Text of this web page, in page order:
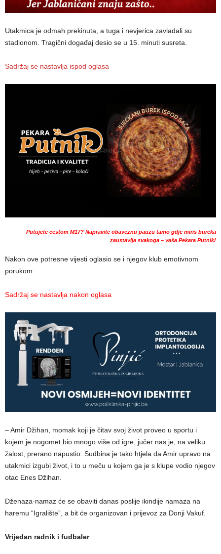
Utakmica je odmah prekinuta, a tuga i nevjerica zavladali su
stadionom. Tragični događaj desio se u 15. minuti susreta.
Sadržaj se nastavlja ispod oglasa
Putujete cestom M17? Napravite obaveznu pauzu tamo gdje miris bureka
zaustavlja svakoga – vaša Pekara Putnik!
Nakon ove potresne vijesti oglasio se i njegov klub emotivnom
porukom:
Sadržaj se nastavlja nakon oglasa
– Amir Džihan, momak koji je čitav svoj život proveo u sportu i
kojem je nogomet bio mnogo više od igre, jučer nas je, na veliku
žalost, prerano napustio. Sudbina je tako htjela da Amir upravo na
utakmici izgubi život, i to u meču u kojem ga je s klupe vodio njegov
otac Enes Džihan.
Dženaza-namaz će se obaviti danas poslije ikindije namaza na
haremu “Igralište”, a bit će organizovan i prijevoz za Donji Vakuf.
Vrijedan radnik i fudbaler